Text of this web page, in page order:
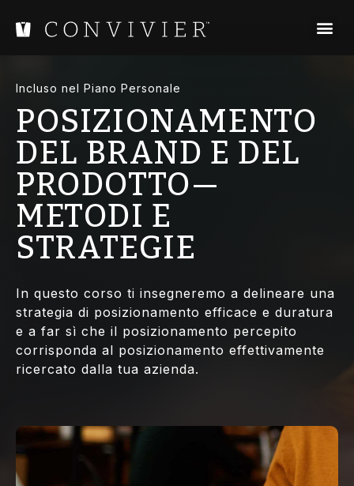
Incluso nel Piano Personale
POSIZIONAMENTO
DEL BRAND E DEL
PRODOTTO—
METODI E
STRATEGIE
In questo corso ti insegneremo a delineare una
strategia di posizionamento efficace e duratura
e a far sì che il posizionamento percepito
corrisponda al posizionamento effettivamente
ricercato dalla tua azienda.